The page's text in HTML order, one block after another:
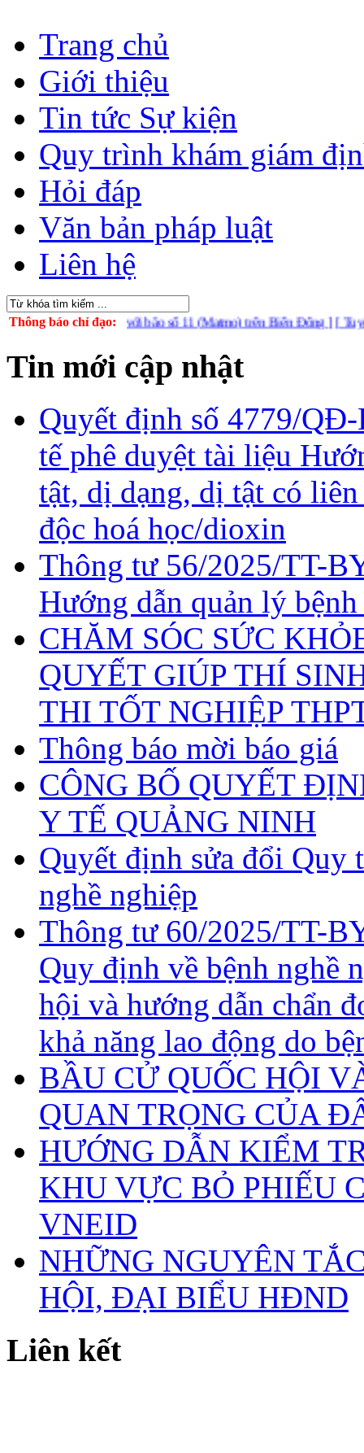
Trang chủ
Giới thiệu
Tin tức Sự kiện
Quy trình khám giám
Hỏi đáp
Văn bản pháp luật
Liên hệ
Thông báo chỉ đạo:
ứng phó với bão số 11 (Matmo) trên Biển Đông ] [ Tuyên truyền
Tin mới cập nhật
Quyết định số 4779/
tế phê duyệt tài liệu
tật, dị dạng, dị tật có
độc hoá học/dioxin
Thông tư 56/2025/TT-
Hướng dẫn quản lý
CHĂM SÓC SỨC
QUYẾT GIÚP THÍ
THI TỐT NGHIỆP
Thông báo mời báo giá
CÔNG BỐ QUYẾT
Y TẾ QUẢNG NINH
Quyết định sửa đổi Quy
nghề nghiệp
Thông tư 60/2025/TT-
Quy định về bệnh nghề
hội và hướng dẫn chẩn
khả năng lao động do
BẦU CỬ QUỐC HỘI
QUAN TRỌNG CỦA
HƯỚNG DẪN KIỂM
KHU VỰC BỎ PHIẾU
VNEID
NHỮNG NGUYÊN
HỘI, ĐẠI BIỂU HĐND
Liên kết